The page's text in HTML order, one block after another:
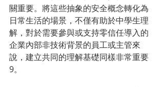
關重要。將這些抽象的安全概念轉化為
日常生活的場景，不僅有助於中學生理
解，對於需要參與或支持零信任導入的
企業內部非技術背景的員工或主管來
說，建立共同的理解基礎同樣非常重要
9。